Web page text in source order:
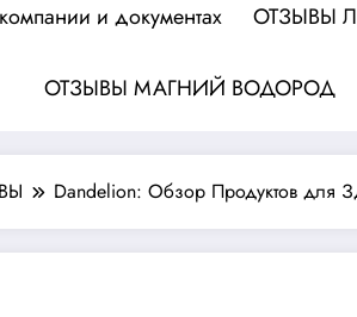
и документах ОТЗЫВЫ
ОТЗЫВЫ МАГНИЙ ВОДОРОД
Dandelion: Обзор Продуктов для